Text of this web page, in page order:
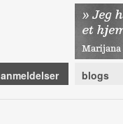
anmeldelser blogs